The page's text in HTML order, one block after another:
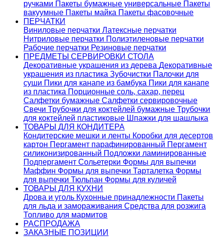
ручками Пакеты бумажные универсальные Пакеты
вакуумные Пакеты майка Пакеты фасовочные
ПЕРЧАТКИ
Виниловые перчатки Латексные перчатки
Нитриловые перчатки Полиэтиленовые перчатки
Рабочие перчатки Резиновые перчатки
ПРЕДМЕТЫ СЕРВИРОВКИ СТОЛА
Декоративные украшения из дерева Декоративные
украшения из пластика Зубочистки Палочки для
суши Пики для канапе из бамбука Пики для канапе
из пластика Порционные соль, сахар, перец
Салфетки бумажные Салфетки сервировочные
Свечи Трубочки для коктейлей бумажные Трубочки
для коктейлей пластиковые Шпажки для шашлыка
ТОВАРЫ ДЛЯ КОНДИТЕРА
Кондитерские мешки и ленты Коробки для десертов
картон Пергамент парафинированный Пергамент
силиконизированный Подложки ламинированные
Подпергамент Сольетерки Формы для выпечки
Маффин Формы для выпечки Тарталетка Формы
для выпечки Тюльпан Формы для куличей
ТОВАРЫ ДЛЯ КУХНИ
Дрова и уголь Кухонные принадлежности Пакеты
для льда и замораживания Средства для розжига
Топливо для мармитов
РАСПРОДАЖА
ЗАКАЗНЫЕ ПОЗИЦИИ